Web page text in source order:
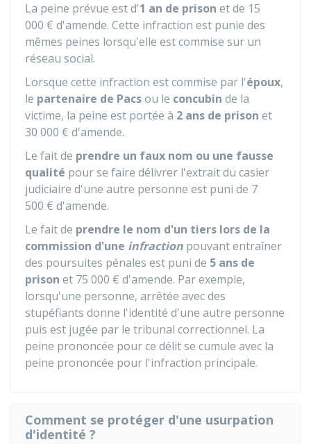
La peine prévue est d'1 an de prison et de 15
000 € d'amende. Cette infraction est punie des
mêmes peines lorsqu'elle est commise sur un
réseau social.
Lorsque cette infraction est commise par l'époux,
le partenaire de Pacsou le concubin de la
victime, la peine est portée à 2 ans de prison et
30 000 € d'amende.
Le fait de prendre un faux nom ou une fausse
qualité pour se faire délivrer l'extrait du casier
judiciaire d'une autre personne est puni de 7
500 € d'amende.
Le fait de prendre le nom d'un tiers lors de la
commission d'une infraction pouvant entraîner
des poursuites pénales est puni de 5 ans de
prison et 75 000 € d'amende. Par exemple,
lorsqu'une personne, arrêtée avec des
stupéfiants donne l'identité d'une autre personne
puis est jugée par le tribunal correctionnel. La
peine prononcée pour ce délit se cumule avec la
peine prononcée pour l'infraction principale.
Comment se protéger d'une usurpation
d'identité ?